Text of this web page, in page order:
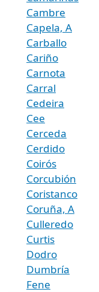
Cambre
Capela, A
Carballo
Cariño
Carnota
Carral
Cedeira
Cee
Cerceda
Cerdido
Coirós
Corcubión
Coristanco
Coruña, A
Culleredo
Curtis
Dodro
Dumbría
Fene